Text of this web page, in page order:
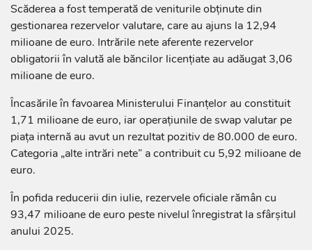
Scăderea a fost temperată de veniturile obținute din
gestionarea rezervelor valutare, care au ajuns la 12,94
milioane de euro. Intrările nete aferente rezervelor
obligatorii în valută ale băncilor licențiate au adăugat 3,06
milioane de euro.
Încasările în favoarea Ministerului Finanțelor au constituit
1,71 milioane de euro, iar operațiunile de swap valutar pe
piața internă au avut un rezultat pozitiv de 80.000 de euro.
Categoria „alte intrări nete” a contribuit cu 5,92 milioane de
euro.
În pofida reducerii din iulie, rezervele oficiale rămân cu
93,47 milioane de euro peste nivelul înregistrat la sfârșitul
anului 2025.